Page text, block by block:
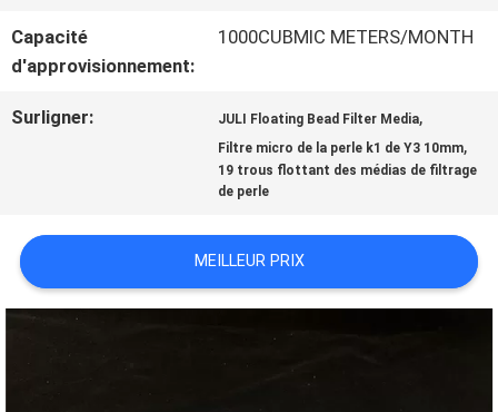
DE
LA
QUALITÉ
CONTACTER
UN DEVIS
Capacité
d'approvisionnement:
1000CUBMIC METERS/MONTH
Surligner: JULI Floating Bead Filter Media,
Filtre micro de la perle k1 de Y3 10mm,
19 trous flottant des médias de filtrage
de perle
MEILLEUR PRIX